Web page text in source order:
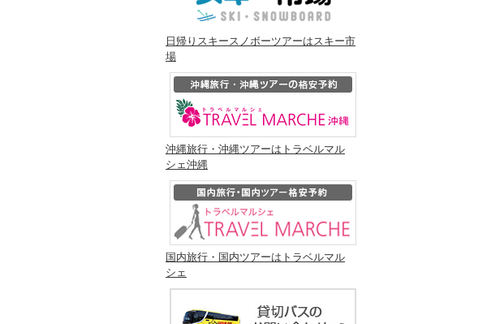
日帰りスキースノボーツアーはスキー市
場
沖縄旅行・沖縄ツアーはトラベルマル
シェ沖縄
国内旅行・国内ツアーはトラベルマル
シェ